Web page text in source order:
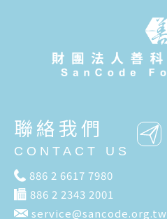
聯絡我們
CONTACT US
886 2 6617 7980
886 2 2343 2001
service@sancode.org.tw